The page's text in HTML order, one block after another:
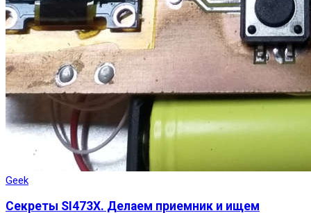
Geek
Секреты SI473X. Делаем приемник и ищем